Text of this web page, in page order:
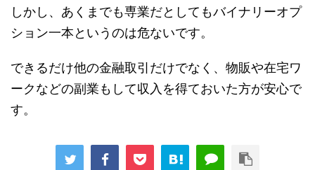
しかし、あくまでも専業だとしてもバイナリーオプ
ション一本というのは危ないです。
できるだけ他の金融取引だけでなく、物販や在宅ワ
ークなどの副業もして収入を得ておいた方が安心で
す。